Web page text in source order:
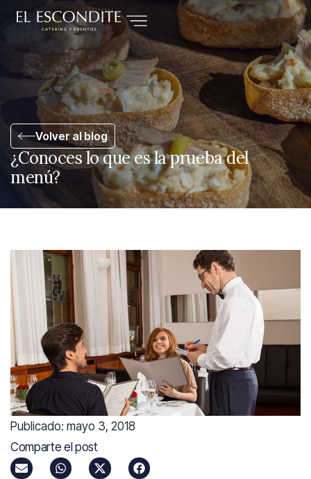
Volver al blog
¿Conoces lo que es la prueba del
menú?
Publicado: mayo 3, 2018
Comparte el post